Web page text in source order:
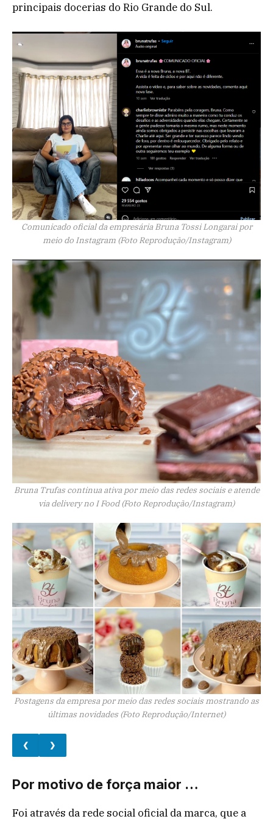
principais docerias do Rio Grande do Sul.
Comunicado oficial da empresária Bruna Tossi Longarai por
meio do Instagram (Foto Reprodução/Instagram)
Bruna Trufas continua ativa por meio das redes sociais e atende
via delivery no I Food (Foto Reprodução/Instagram)
Postagens da empresa por meio das redes sociais mostrando as
últimas novidades (Foto Reprodução/Internet)
❮ ❯
Por motivo de força maior …
Foi através da rede social oficial da marca, que a